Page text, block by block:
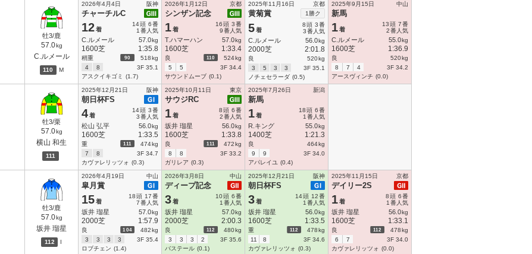
牡3/鹿
57.0kg
C.ルメール
110 M
2026年4月4日 阪神
チャーチルC
12着
14頭 6番
1 番人気
C.ルメール 57.0kg
1600芝 1:35.8
稍重 90 518kg
4
8
3F 35.1
アスクイキゴミ
(1.7)
2026年1月12日 京都
シンザン記念
1着
16頭 3番
9番人気
T.ハマーハン 57.0kg
1600芝 1:33.4
良 110 524kg
5
5
3F 34.4
サウンドムーブ (0.1)
2025年11月16日 京都
黄菊賞 1勝ク
5着
8頭 3番
3番人気
C.ルメール 56.0kg
2000芝 2:01.8
良 520kg
3
5 3 3
3F 35.1
ノチェセラーダ (0.5)
2025年9月15日 中山
新馬
1着
13頭 7番
2番人気
C.ルメール 55.0kg
1600芝 1:36.9
良 520kg
8
7 4
3F 34.2
アースヴィンチ (0.0)
牡3/栗
57.0kg
横山 和生
111
2025年12月21日 阪神
朝日杯FS
4着
14頭 3番
3番人気
松山 弘平 56.0kg
1600芝 1:33.5
重 111 474kg
7
8
3F 34.7
カヴァレリッツォ (0.3)
2025年10月11日 東京
サウジRC
1着
8頭 6番
2番人気
坂井 瑠星 56.0kg
1600芝 1:33.8
良 111 472kg
8
8
3F 33.2
ガリレア (0.3)
2025年7月26日 新潟
新馬
1着
18頭 6番
1 番人気
R.キング 55.0kg
1400芝 1:21.3
良 464kg
9
9
3F 34.0
アパレイユ
(0.4)
牡3/鹿
57.0kg
坂井 瑠星
112 I
2026年4月19日 中山
皐月賞
15着
18頭 17番
7番人気
坂井 瑠星 57.0kg
2000芝 1:57.9
良 104 482kg
3
3 3 3
3F 35.4
ロブチェン (1.4)
2026年3月8日 中山
ディープ記念
3着
10頭 6番
1 番人気
坂井 瑠星 57.0kg
2000芝 2:00.3
良 112 480kg
3
3 3 2
3F 35.6
バステール (0.1)
2025年12月21日 阪神
朝日杯FS
3着
14頭 12番
1 番人気
坂井 瑠星 56.0kg
1600芝 1:33.5
重 112 478kg
11
8
3F 34.6
カヴァレリッツォ (0.3)
2025年11月15日 京都
デイリー2S
1着
8頭 6番
1 番人気
坂井 瑠星 56.0kg
1600芝 1:33.1
良 112 478kg
6
7
3F 34.0
カヴァレリッツォ (0.0)